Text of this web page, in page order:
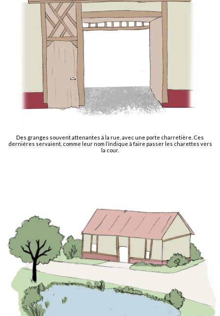
Des granges souvent attenantes à la rue, avec une porte charretière. Ces
dernières servaient, comme leur nom l’indique à faire passer les charettes vers
la cour.